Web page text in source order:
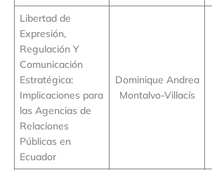
Libertad de
Expresión,
Regulación Y
Comunicación
Estratégica:
Implicaciones para
las Agencias de
Relaciones
Públicas en
Ecuador
Dominique Andrea
Montalvo-Villacís